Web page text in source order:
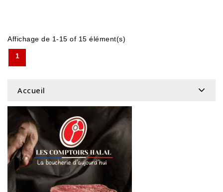
Affichage de 1-15 of 15 élément(s)
1
Accueil